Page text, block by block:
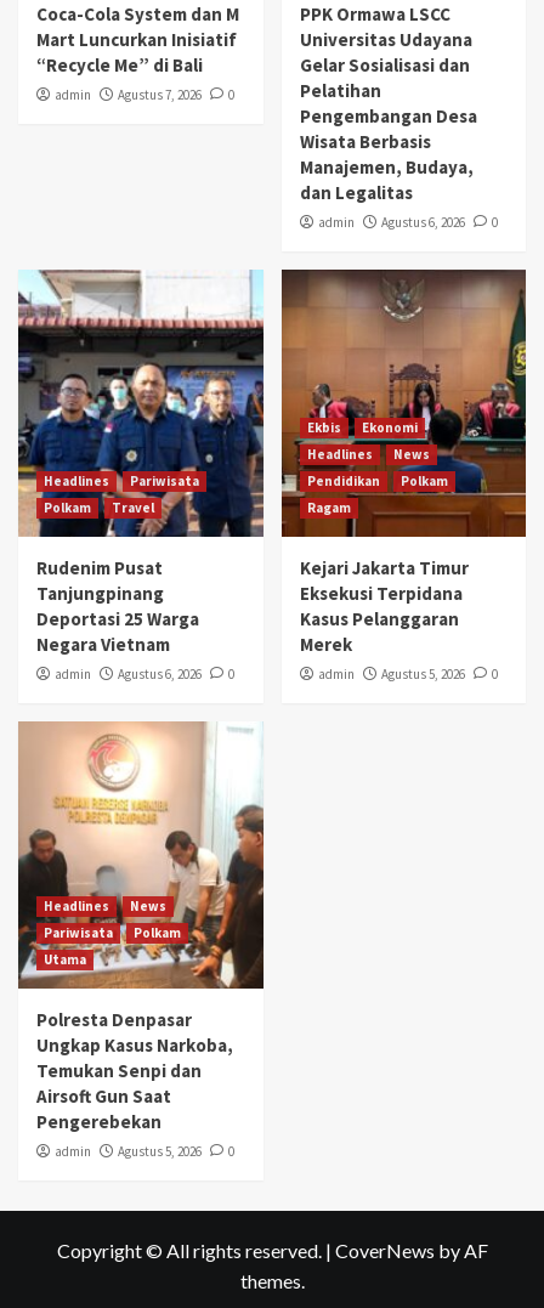
Coca-Cola System dan M
Mart Luncurkan Inisiatif
“Recycle Me” di Bali
admin Agustus 7, 2026 0
PPK Ormawa LSCC
Universitas Udayana
Gelar Sosialisasi dan
Pelatihan
Pengembangan Desa
Wisata Berbasis
Manajemen, Budaya,
dan Legalitas
admin Agustus 6, 2026 0
Headlines
Pariwisata
Polkam
Travel
Rudenim Pusat
Tanjungpinang
Deportasi 25 Warga
Negara Vietnam
admin Agustus 6, 2026 0
Ekbis
Ekonomi
Headlines
News
Pendidikan
Polkam
Ragam
Kejari Jakarta Timur
Eksekusi Terpidana
Kasus Pelanggaran
Merek
admin Agustus 5, 2026 0
Headlines
News
Pariwisata
Polkam
Utama
Polresta Denpasar
Ungkap Kasus Narkoba,
Temukan Senpi dan
Airsoft Gun Saat
Pengerebekan
admin Agustus 5, 2026 0
Copyright © All rights reserved. | CoverNews by AF
themes.